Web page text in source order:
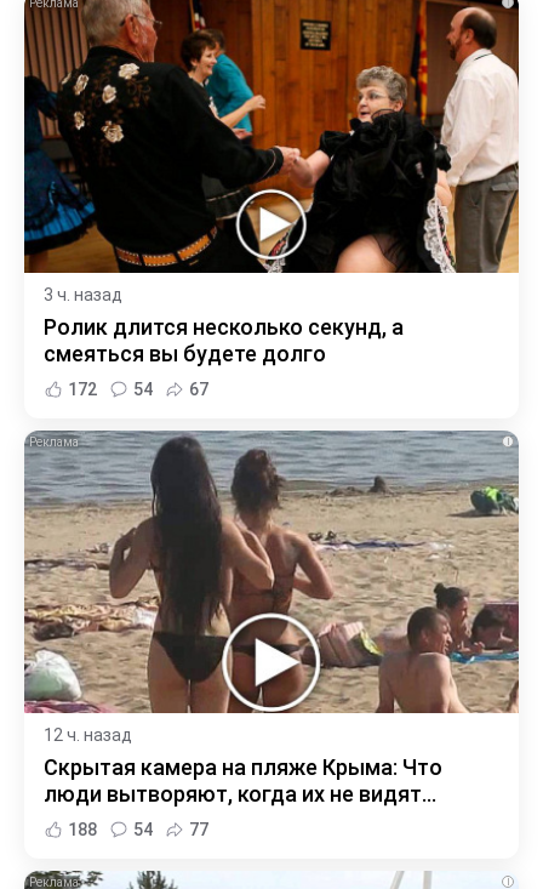
3 ч. назад
Ролик длится несколько секунд, а
смеяться вы будете долго
172 54 67
i
12 ч. назад
Скрытая камера на пляже Крыма: Что
люди вытворяют, когда их не видят...
188 54 77
i